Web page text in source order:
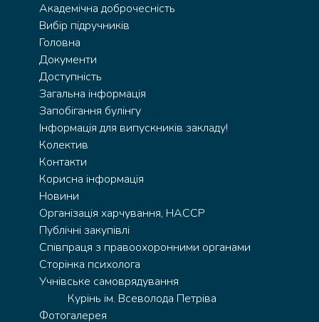
Академічна доброчесність
Вибір підручників
Головна
Документи
Доступність
Загальна інформація
Запобігання булінгу
Інформація для випускників закладу!
Колектив
Контакти
Корисна інформація
Новини
Організація харчування, HACCP
Публічні закупівлі
Співпраця з правоохоронними органами
Сторінка психолога
Учнівське самоврядування
Курінь ім. Всеволода Петріва
Фотогалерея